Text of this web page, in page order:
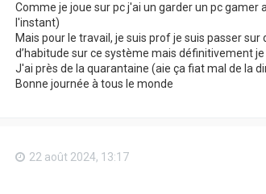
Comme je joue sur pc j'ai un garder un pc
l'instant)
Mais pour le travail, je suis prof je suis passer
d’habitude sur ce système mais définitivement
J'ai près de la quarantaine (aie ça fiat mal de la
Bonne journée à tous le monde
22 août 2024, 13:17